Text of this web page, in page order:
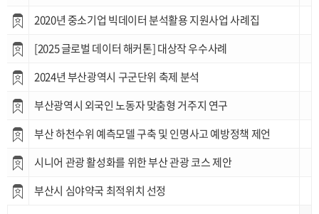
2020년 중소기업 빅데이터 분석활용 지원사업 사례집
[2025 글로벌 데이터 해커톤] 대상작 우수사례
2024년 부산광역시 구군단위 축제 분석
부산광역시 외국인 노동자 맞춤형 거주지 연구
부산 하천수위 예측모델 구축 및 인명사고 예방정책 제언
시니어 관광 활성화를 위한 부산 관광 코스 제안
부산시 심야약국 최적위치 선정